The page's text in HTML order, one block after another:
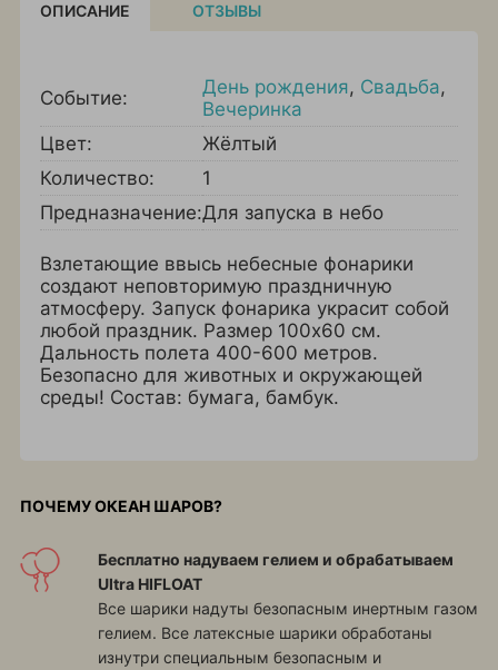
ОПИСАНИЕ ОТЗЫВЫ
Событие: День рождения, Свадьба,
Вечеринка
Цвет:
Жёлтый
Количество:
1
Предназначение:Для запуска в небо
Взлетающие ввысь небесные фонарики
создают неповторимую праздничную
атмосферу. Запуск фонарика украсит собой
любой праздник. Размер 100х60 см.
Дальность полета 400-600 метров.
Безопасно для животных и окружающей
среды! Состав: бумага, бамбук.
ПОЧЕМУ ОКЕАН ШАРОВ?
Бесплатно надуваем гелием и обрабатываем
Ultra HIFLOAT
Все шарики надуты безопасным инертным газом
гелием. Все латексные шарики обработаны
изнутри специальным безопасным и